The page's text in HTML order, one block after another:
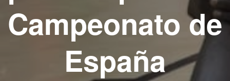
Campeonato de
España